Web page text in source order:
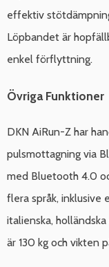
effektiv
Löpbandet är
enkel förflyttning.
Övriga Funktioner
DKN AiRun-Z har
pulsmottagning via
med Bluetooth 4.0
flera språk, inklusive
italienska,
är 130 kg och vikten